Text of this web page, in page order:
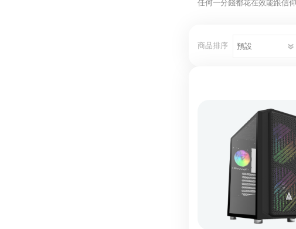
任何一分錢都花在效能跟信仰
商品排序